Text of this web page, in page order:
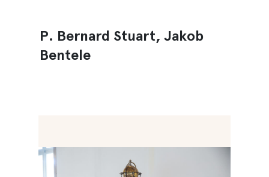
P. Bernard Stuart, Jakob
Bentele